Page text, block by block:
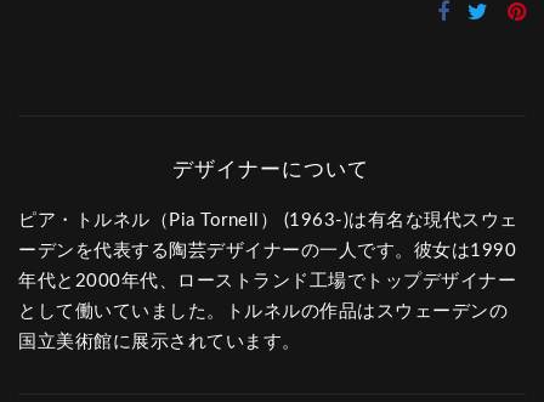
ピア・トルネル（Pia Tornell） (1963-)は有名な現代スウェ
ーデンを代表する陶芸デザイナーの一人です。彼女は1990
年代と2000年代、ローストランド工場でトップデザイナー
として働いていました。トルネルの作品はスウェーデンの
国立美術館に展示されています。